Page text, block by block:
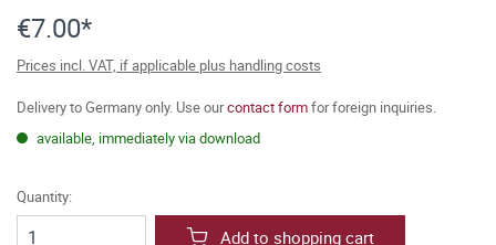
€7.00*
Prices incl. VAT, if applicable plus handling costs
Delivery to Germany only. Use ourcontact formfor foreign inquiries.
available, immediately via download
Quantity:
Add to shopping cart